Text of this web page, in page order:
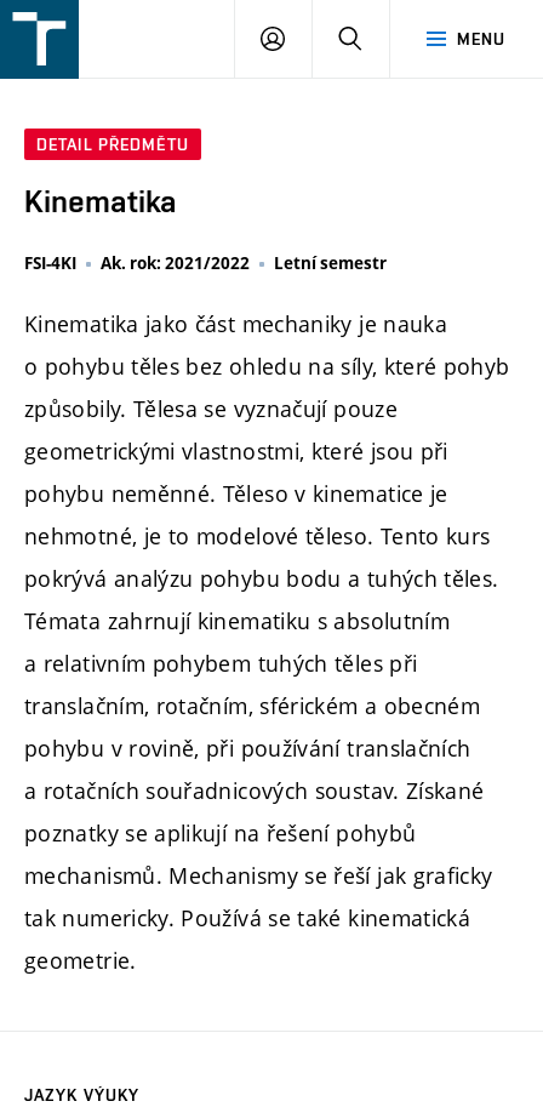
v
MENU
PŘIHLÁŠENÍ
DETAIL PŘEDMĚTU
Kinematika
FSI-4KI Ak. rok: 2021/2022 Letní semestr
Kinematika jako část mechaniky je nauka
o pohybu těles bez ohledu na síly, které pohyb
způsobily. Tělesa se vyznačují pouze
geometrickými vlastnostmi, které jsou při
pohybu neměnné. Těleso v kinematice je
nehmotné, je to modelové těleso. Tento kurs
pokrývá analýzu pohybu bodu a tuhých těles.
Témata zahrnují kinematiku s absolutním
a relativním pohybem tuhých těles při
translačním, rotačním, sférickém a obecném
pohybu v rovině, při používání translačních
a rotačních souřadnicových soustav. Získané
poznatky se aplikují na řešení pohybů
mechanismů. Mechanismy se řeší jak graficky
tak numericky. Používá se také kinematická
geometrie.
JAZYK VÝUKY